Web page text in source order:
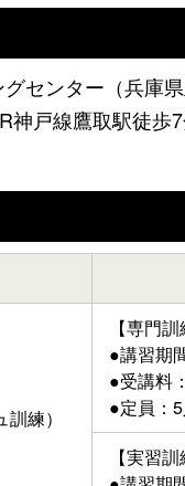
センター（兵庫
神戸線鷹取駅徒歩7
練）
【専門
●講習期
●受講料
●定員：
【実習